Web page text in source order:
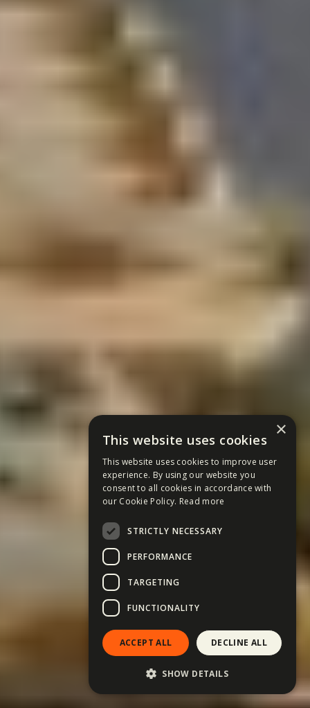
Du-mă acolo! →
×
This website uses cookies
This website uses cookies to improve user
experience. By using our website you
consent to all cookies in accordance with
our Cookie Policy. Read more
STRICTLY NECESSARY
PERFORMANCE
TARGETING
FUNCTIONALITY
ACCEPT ALL DECLINE ALL
SHOW DETAILS